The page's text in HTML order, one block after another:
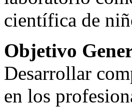
científica de
Objetivo
Desarrollar
en los